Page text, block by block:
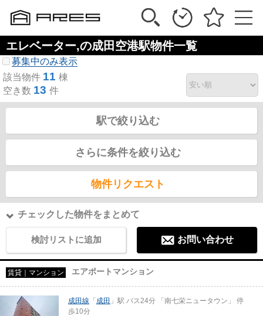
エレベーター,の成田空港駅物件一覧
募集中のみ表示
該当物件 11 棟
空き数 13 件
駅で絞り込む
さらに条件を絞り込む
物件リクエスト
チェックした物件をまとめて
検討リストに追加 お問い合わせ
賃貸｜マンション エアポートマンション
成田線 「成田 」駅 バス24分 「南七栄ニュータウン」 停
歩10分